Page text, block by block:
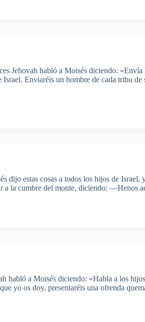
Jehovah habló a Moisés diciendo: «Envía
Enviaréis un hombre de cada tribu
dijo estas cosas a todos los hijos de
a la cumbre del monte, diciendo: —Henos
habló a Moisés diciendo: «Habla a los
yo os doy, presentaréis una ofrenda